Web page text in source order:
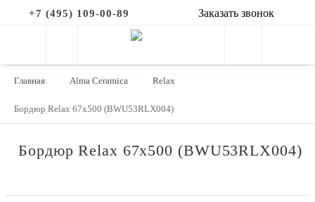
+7 (495) 109-00-89 Заказать звонок
Главная Alma Ceramica Relax
Бордюр Relax 67x500 (BWU53RLX004)
Бордюр Relax 67x500 (BWU53RLX004)